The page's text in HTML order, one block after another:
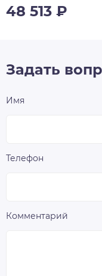
48 513 ₽
Задать
Имя
Телефон
Комментарий